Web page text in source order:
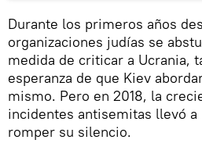
Durante los primeros años
organizaciones judías se
medida de criticar a Ucrania,
esperanza de que Kiev
mismo. Pero en 2018, la
incidentes antisemitas llevó
romper su silencio.